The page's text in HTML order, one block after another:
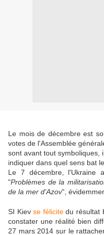
Le mois de décembre est
votes de l'Assemblée
sont avant tout symboliques,
indiquer dans quel sens bat
Le 7 décembre, l'Ukraine
"Problèmes de la
de la mer d'Azov",
SI Kievse félicitedu résultat
constater une réalité bien
27 mars 2014 sur le